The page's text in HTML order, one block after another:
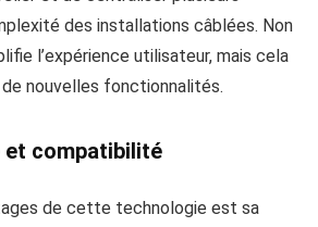
des installations câblées. Non
l’expérience utilisateur, mais cela
de nouvelles fonctionnalités.
compatibilité
de cette technologie est sa